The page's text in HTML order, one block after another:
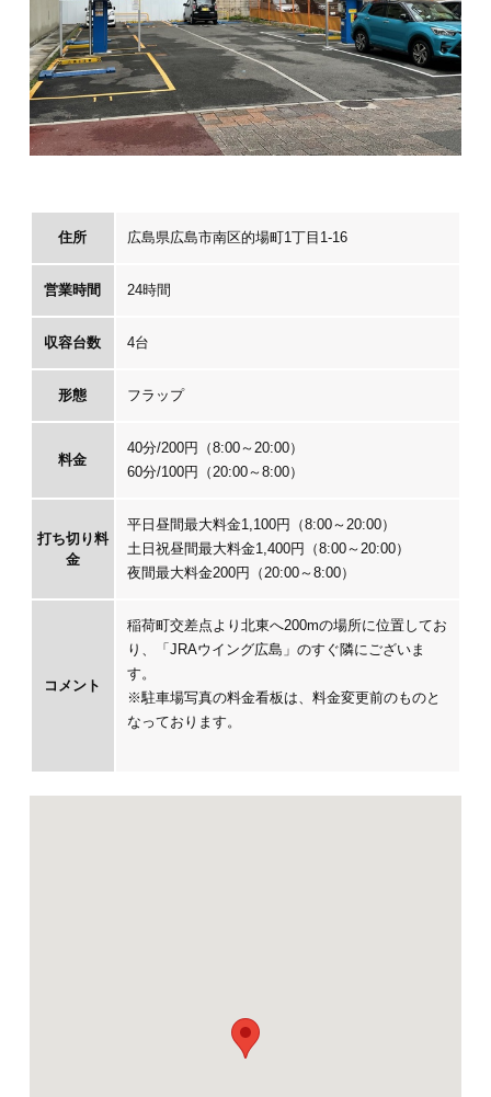
住所 広島県広島市南区的場町1丁目1-16
営業時間 24時間
収容台数 4台
形態 フラップ
料金
40分/200円（8:00～20:00）
60分/100円（20:00～8:00）
打ち切り料
金
平日昼間最大料金1,100円（8:00～20:00）
土日祝昼間最大料金1,400円（8:00～20:00）
夜間最大料金200円（20:00～8:00）
コメント
稲荷町交差点より北東へ200mの場所に位置してお
り、「JRAウイング広島」のすぐ隣にございま
す。
※駐車場写真の料金看板は、料金変更前のものと
なっております。